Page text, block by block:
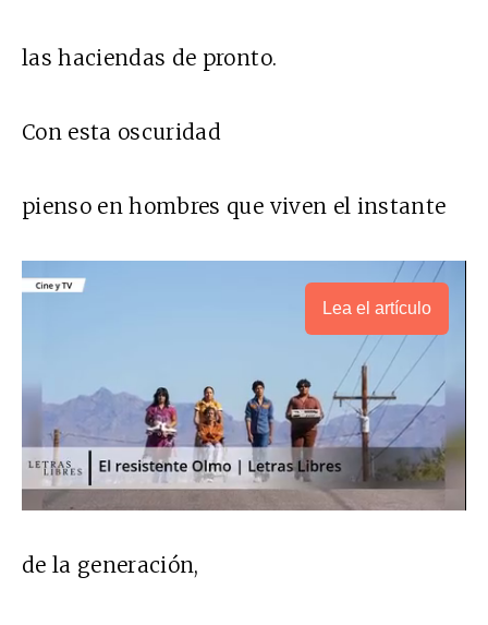
las haciendas de pronto.
Con esta oscuridad
pienso en hombres que viven el instante
Lea el artículo
de la generación,